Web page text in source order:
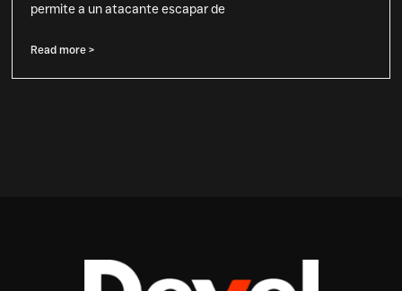
permite a un atacante escapar de
Read more >